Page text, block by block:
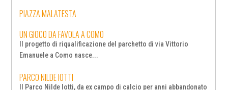
PIAZZA MALATESTA
UN GIOCO DA FAVOLA A COMO
Il progetto di riqualificazione del parchetto di via Vittorio
Emanuele a Como nasce...
PARCO NILDE IOTTI
Il Parco Nilde Iotti, da ex campo di calcio per anni abbandonato